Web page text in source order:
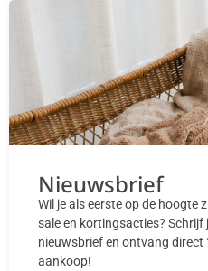
Nieuwsbrief
Wil je als eerste op de hoogte
sale en kortingsacties? Schrijf
nieuwsbrief en ontvang direct
aankoop!